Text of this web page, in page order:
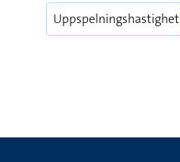
Uppspelningshastighet